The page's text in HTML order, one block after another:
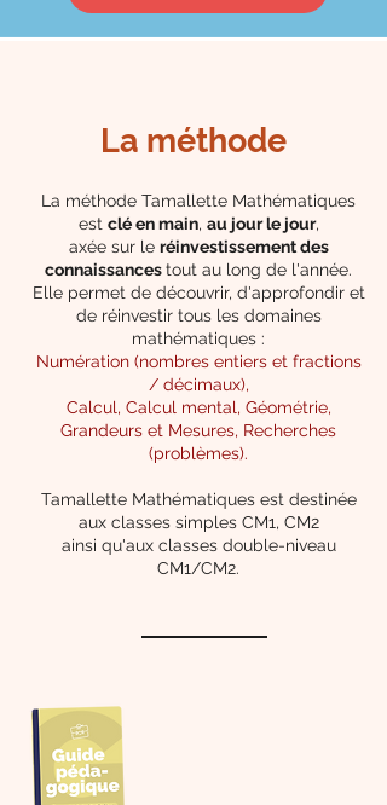
La méthode
La méthode Tamallette Mathématiques
est clé en main, au jour le jour,
axée sur le réinvestissement des
connaissancestout au long de l'année.
Elle permet de découvrir, d'approfondir et
de réinvestir tous les domaines
mathématiques :
Numération (nombres entiers et fractions
/ décimaux),
Calcul, Calcul mental, Géométrie,
Grandeurs et Mesures, Recherches
(problèmes).
Tamallette Mathématiques est destinée
aux classes simples CM1, CM2
ainsi qu'aux classes double-niveau
CM1/CM2.